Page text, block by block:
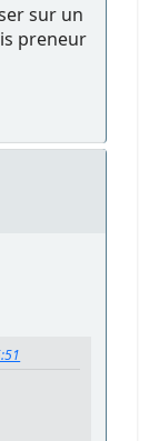
sur un
preneur